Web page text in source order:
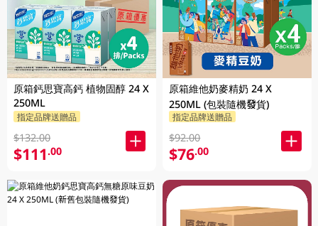
原箱鈣思寶高鈣 植物固醇 24 X
250ML
指定品牌送贈品
$132.00
$111.00
原箱維他奶麥精奶 24 X
250ML (包裝隨機發貨)
指定品牌送贈品
$92.00
$76.00